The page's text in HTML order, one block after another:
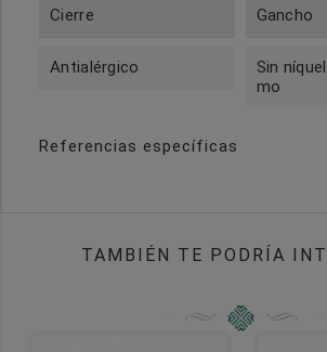
Cierre Gancho
Antialérgico
Sin
mo
Referencias específicas
TAMBIÉN TE PODRÍA